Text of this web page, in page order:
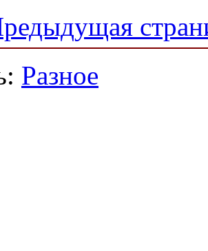
Разное